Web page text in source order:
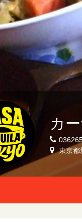
カ
東京都